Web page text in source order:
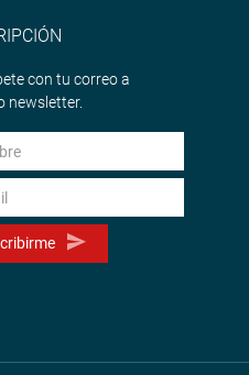
con tu correo a
newsletter.